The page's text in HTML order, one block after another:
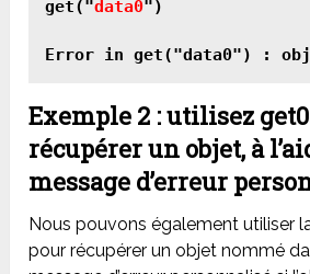
get("data0")
Exemple 2 : utilisez
récupérer un objet, à
message d’erreur
Nous pouvons également utiliser
pour récupérer un objet nommé